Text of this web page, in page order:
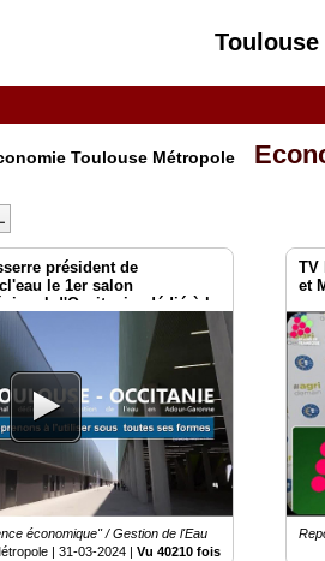
Toulouse Métropole
président de
le 1er salon
d'Occitanie, dédié à la
économique" / Gestion de l'Eau
|31-03-2024 |Vu 40210 fois
TV
et